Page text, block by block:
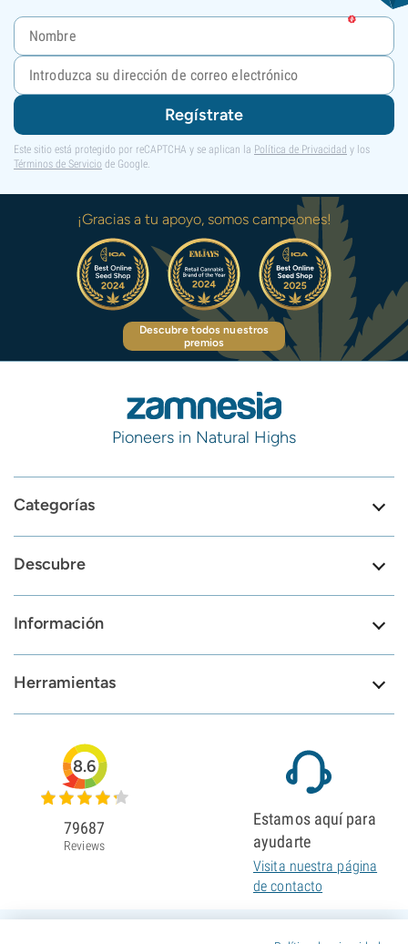
Regístrate
Este sitio está protegido por reCAPTCHA y se aplican la Política de Privacidad y los
Términos de Servicio de Google.
¡Gracias a tu apoyo, somos campeones!
Descubre todos nuestros
premios
Pioneers in Natural Highs
Categorías
Descubre
Información
Herramientas
8.6
79687
Reviews
Estamos aquí para
ayudarte
Visita nuestra página
de contacto